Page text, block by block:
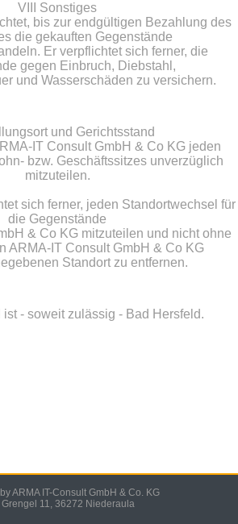
VIII Sonstiges
bis zur endgültigen Bezahlung des
die gekauften Gegenstände
Er verpflichtet sich ferner, die
gegen Einbruch, Diebstahl,
und Wasserschäden zu versichern.
und Gerichtsstand
IT Consult GmbH & Co KG jeden
bzw. Geschäftssitzes unverzüglich
mitzuteilen.
sich ferner, jeden Standortwechsel für
die Gegenstände
& Co KG mitzuteilen und nicht ohne
ARMA-IT Consult GmbH & Co KG
Standort zu entfernen.
ist - soweit zulässig - Bad Hersfeld.
ARMA IT-Consult GmbH & Co. KG
Grengel 11, 36272 Niederaula